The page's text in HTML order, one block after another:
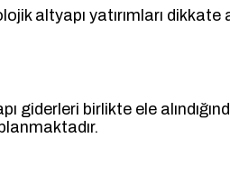
yatırımları dikkate
birlikte ele